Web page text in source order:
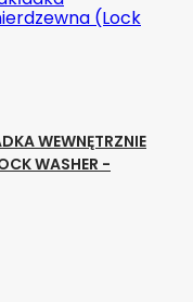
WEWNĘTRZNIE
WASHER -